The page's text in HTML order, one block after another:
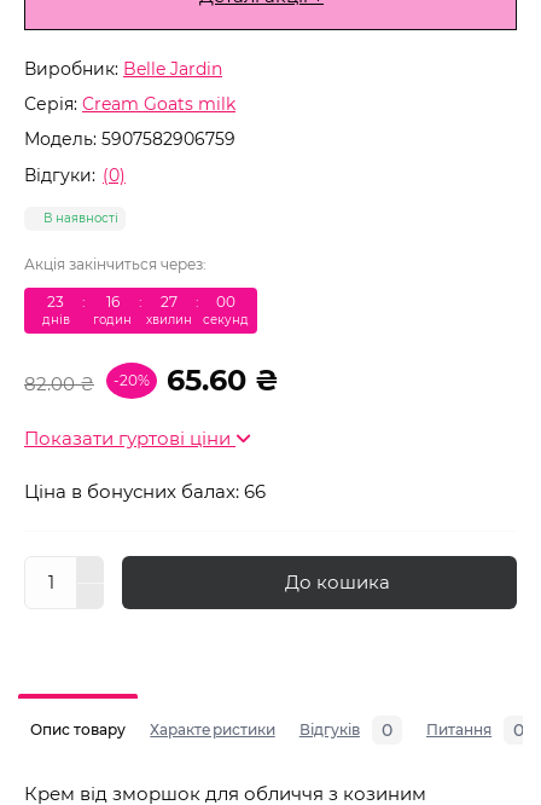
Виробник: Belle Jardin
Серія: Cream Goats milk
Модель: 5907582906759
Відгуки: (0)
В наявності
Акція закінчиться через:
23
днів
: 16
годин
: 27
хвилин
: 00
секунд
82.00 ₴ -20% 65.60 ₴
Показати гуртові ціни
Ціна в бонусних балах: 66
До кошика
Опис товару Характеристики Відгуків 0 Питання 0
Крем від зморшок для обличчя з козиним